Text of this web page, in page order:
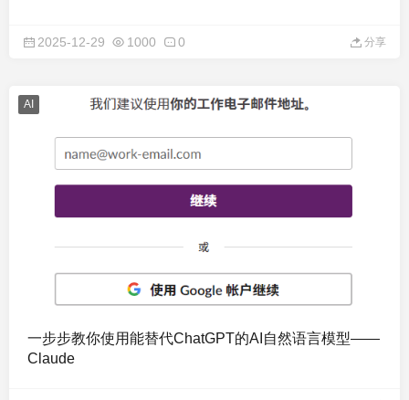
2025-12-29 1000 0 分享
AI
一步步教你使用能替代ChatGPT的AI自然语言模型——
Claude